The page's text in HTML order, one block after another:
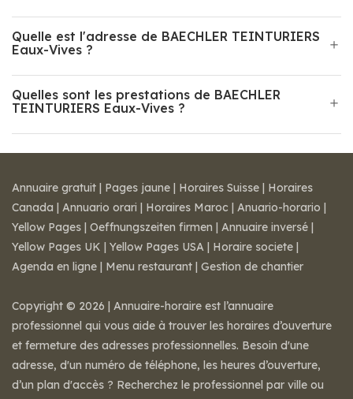
Quelle est l'adresse de BAECHLER TEINTURIERS
Eaux-Vives ?
Quelles sont les prestations de BAECHLER
TEINTURIERS Eaux-Vives ?
Annuaire gratuit | Pages jaune | Horaires Suisse | Horaires
Canada | Annuario orari | Horaires Maroc | Anuario-horario |
Yellow Pages | Oeffnungszeiten firmen | Annuaire inversé |
Yellow Pages UK | Yellow Pages USA | Horaire societe |
Agenda en ligne | Menu restaurant | Gestion de chantier
Copyright © 2026 | Annuaire-horaire est l’annuaire
professionnel qui vous aide à trouver les horaires d’ouverture
et fermeture des adresses professionnelles. Besoin d'une
adresse, d'un numéro de téléphone, les heures d’ouverture,
d’un plan d'accès ? Recherchez le professionnel par ville ou